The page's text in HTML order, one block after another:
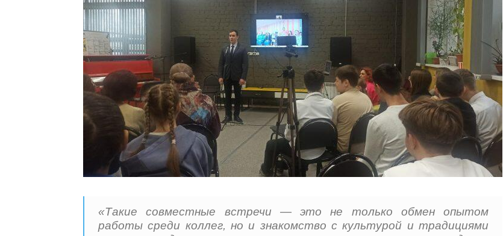
«Такие совместные встречи — это не только обмен опытом
работы среди коллег, но и знакомство с культурой и традициями